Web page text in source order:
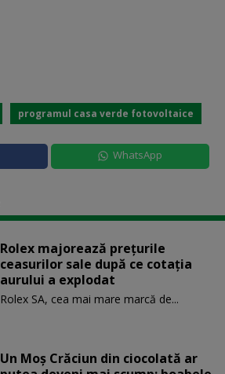
programul casa verde fotovoltaice
WhatsApp
Rolex majorează preţurile
ceasurilor sale după ce cotaţia
aurului a explodat
Rolex SA, cea mai mare marcă de...
Un Moş Crăciun din ciocolată ar